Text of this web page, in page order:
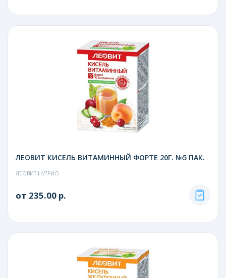
ЛЕОВИТ КИСЕЛЬ ВИТАМИННЫЙ ФОРТЕ 20Г. №5 ПАК.
ЛЕОВИТ-НУТРИО
от 235.00 р.